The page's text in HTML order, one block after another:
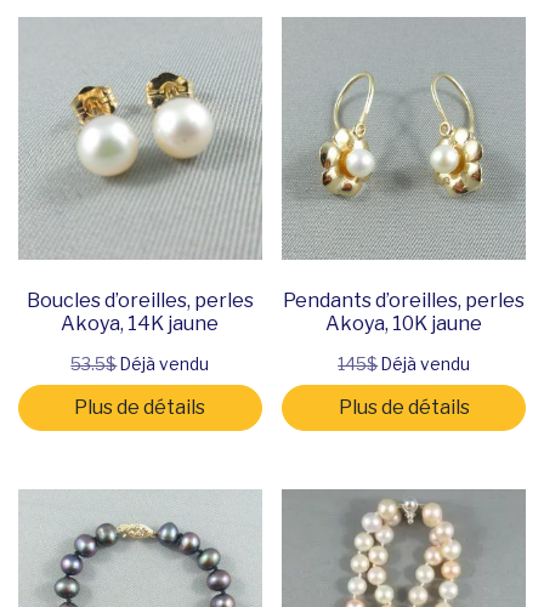
Boucles d’oreilles, perles
Akoya, 14K jaune
53.5$Déjà vendu
Plus de détails
Pendants d’oreilles, perles
Akoya, 10K jaune
145$Déjà vendu
Plus de détails